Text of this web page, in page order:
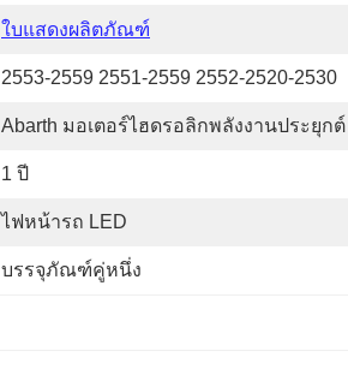
ใบแสดงผลิตภัณฑ์
2553-2559 2551-2559 2552-2520-2530
Abarth มอเตอร์ไฮดรอลิกพลังงานประยุกต์
1 ปี
ไฟหน้ารถ LED
บรรจุภัณฑ์คู่หนึ่ง